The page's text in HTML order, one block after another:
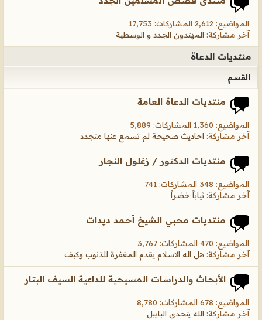
المواضيع: 2,612 المشاركات: 17,753
آخر مشاركة: المهتدون الجدد و الوسطية
منتديات الدعاة
القسم
منتديات الدعاة العامة
المواضيع: 1,360 المشاركات: 5,889
آخر مشاركة: احاديث صحيحة لم تسمع عنها متجدد
منتديات الدكتور / زغلول النجار
المواضيع: 348 المشاركات: 741
آخر مشاركة: ثياباً خضراً
منتديات محبي الشيخ أحمد ديدات
المواضيع: 470 المشاركات: 3,767
آخر مشاركة: هل اله الاسلام يقدم المغفرة للذنوب وكيف
الأبحاث والدراسات المسيحية للداعية السيف البتار
المواضيع: 678 المشاركات: 8,780
آخر مشاركة: الله يتحدى البايبل